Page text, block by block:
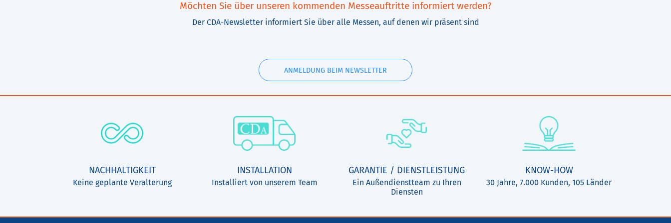
Möchten Sie über unseren kommenden Messeauftritte informiert werden?
Der CDA-Newsletter informiert Sie über alle Messen, auf denen wir präsent sind
ANMELDUNG BEIM NEWSLETTER
NACHHALTIGKEIT
Keine geplante Veralterung
INSTALLATION
Installiert von unserem Team
GARANTIE / DIENSTLEISTUNG
Ein Außendienstteam zu Ihren
Diensten
KNOW-HOW
30 Jahre, 7.000 Kunden, 105 Länder